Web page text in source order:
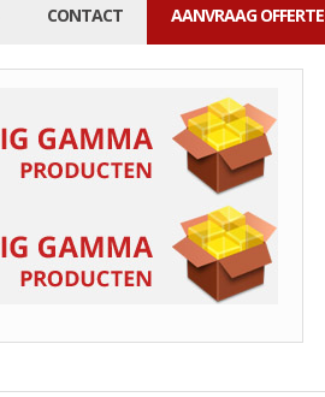
CONTACT AANVRAAG OFFERTE